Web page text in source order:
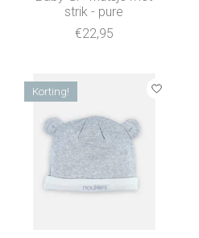
strik - pure
€22,95
Korting!